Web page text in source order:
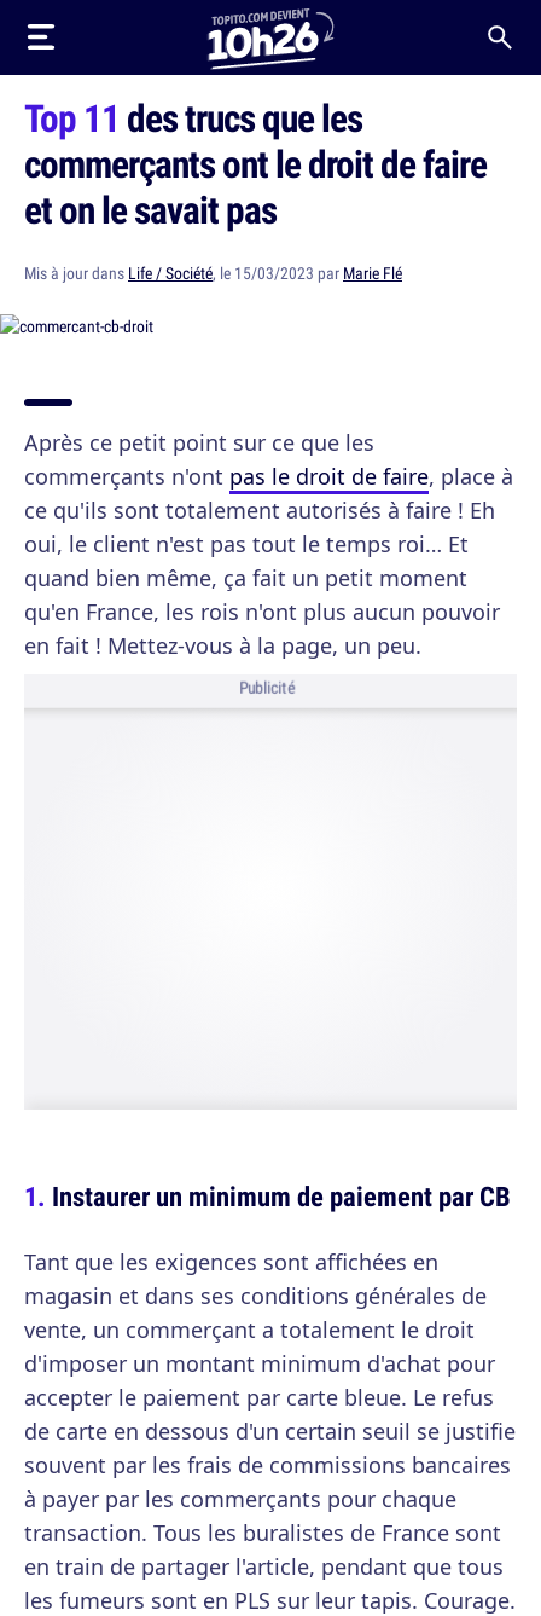
Top 11 des trucs que les
commerçants ont le droit de faire
et on le savait pas
Mis à jour dans Life / Société, le 15/03/2023 par Marie Flé
Après ce petit point sur ce que les
commerçants n'ont pas le droit de faire, place à
ce qu'ils sont totalement autorisés à faire ! Eh
oui, le client n'est pas tout le temps roi… Et
quand bien même, ça fait un petit moment
qu'en France, les rois n'ont plus aucun pouvoir
en fait ! Mettez-vous à la page, un peu.
Publicité
Instaurer un minimum de paiement par CB
Tant que les exigences sont affichées en
magasin et dans ses conditions générales de
vente, un commerçant a totalement le droit
d'imposer un montant minimum d'achat pour
accepter le paiement par carte bleue. Le refus
de carte en dessous d'un certain seuil se justifie
souvent par les frais de commissions bancaires
à payer par les commerçants pour chaque
transaction. Tous les buralistes de France sont
en train de partager l'article, pendant que tous
les fumeurs sont en PLS sur leur tapis. Courage.